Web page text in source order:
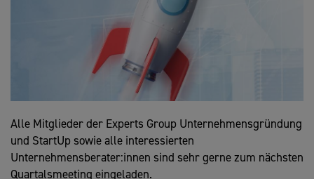
Alle Mitglieder der Experts Group Unternehmensgründung
und StartUp sowie alle interessierten
Unternehmensberater:innen sind sehr gerne zum nächsten
Quartalsmeeting eingeladen.